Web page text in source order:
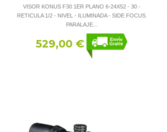
VISOR KONUS F30 1ER PLANO 6-24X52 - 30 -
RETICULA 1/2 - NIVEL - ILUMINADA - SIDE FOCUS.
PARALAJE...
529,00 €